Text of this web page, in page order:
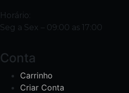
Horário:
Seg a Sex – 09:00 as 17:00
Conta
Carrinho
Criar Conta